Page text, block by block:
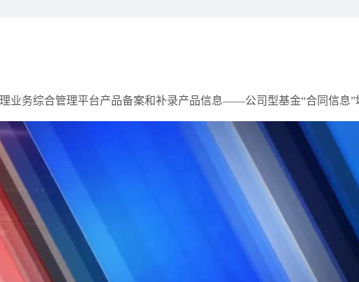
业务综合管理平台产品备案和补录产品信息——公司型基金“合同信息”